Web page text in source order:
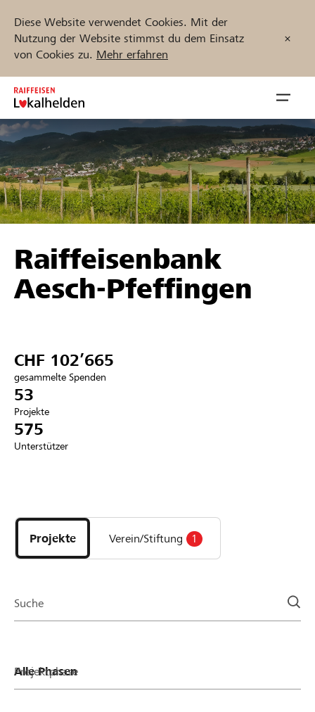
Diese Website verwendet Cookies. Mit der
Nutzung der Website stimmst du dem Einsatz
von Cookies zu. Mehr erfahren
Zum
Inhalt
springen
öffnen
Unterstützen
Hilfe & Support
Anmelden
Projekte und Organisationen finden
Jetzt starten
DE FR IT
Raiffeisenbank
Aesch-Pfeffingen
CHF 102’665
gesammelte Spenden
53
Projekte
575
Unterstützer
Projekte
und
Organisationen
Projekte Verein/Stiftung 1
Suche
Projektphase